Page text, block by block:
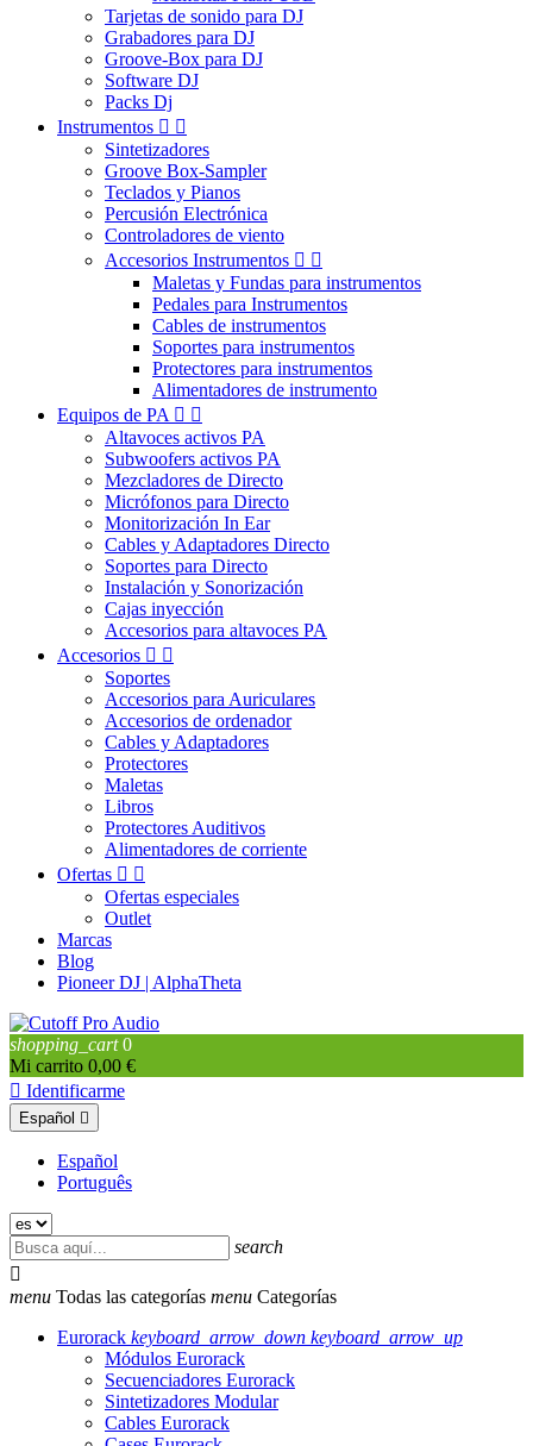
Tarjetas de sonido para DJ
Grabadores para DJ
Groove-Box para DJ
Software DJ
Packs Dj
Instrumentos  
Sintetizadores
Groove Box-Sampler
Teclados y Pianos
Percusión Electrónica
Controladores de viento
Accesorios Instrumentos  
Maletas y Fundas para instrumentos
Pedales para Instrumentos
Cables de instrumentos
Soportes para instrumentos
Protectores para instrumentos
Alimentadores de instrumento
Equipos de PA  
Altavoces activos PA
Subwoofers activos PA
Mezcladores de Directo
Micrófonos para Directo
Monitorización In Ear
Cables y Adaptadores Directo
Soportes para Directo
Instalación y Sonorización
Cajas inyección
Accesorios para altavoces PA
Accesorios  
Soportes
Accesorios para Auriculares
Accesorios de ordenador
Cables y Adaptadores
Protectores
Maletas
Libros
Protectores Auditivos
Alimentadores de corriente
Ofertas  
Ofertas especiales
Outlet
Marcas
Blog
Pioneer DJ | AlphaTheta
shopping_cart 0
Mi carrito 0,00 €
 Identificarme
Español 
Español
Português
search

menu Todas las categorías menu Categorías
Eurorack keyboard_arrow_down keyboard_arrow_up
Módulos Eurorack
Secuenciadores Eurorack
Sintetizadores Modular
Cables Eurorack